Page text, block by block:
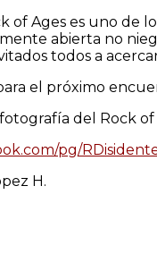
of Ages es uno de
abierta no
todos a
el próximo
del Rock of
pg/
H.